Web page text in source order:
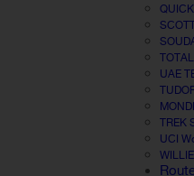
UAE
TREK
UCI